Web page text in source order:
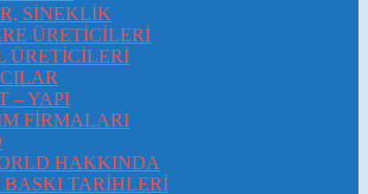
SİNEKLİK
ÜRETİCİLERİ
ÜRETİCİLERİ
– YAPI
FİRMALARI
HAKKINDA
BASKI TARİHLERİ